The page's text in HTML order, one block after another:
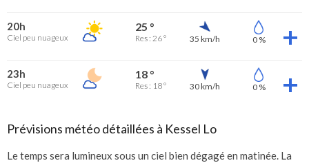
20h
Ciel peu nuageux
25 °
Res : 26 ° 35 km/h 0 %
23h
Ciel peu nuageux
18 °
Res : 18 ° 30 km/h 0 %
Prévisions météo détaillées à Kessel Lo
Le temps sera lumineux sous un ciel bien dégagé en matinée. La